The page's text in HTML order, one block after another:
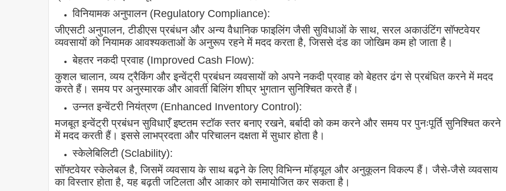
विनियामक अनुपालन (Regulatory Compliance):
जीएसटी अनुपालन, टीडीएस प्रबंधन और अन्य वैधानिक फाइलिंग जैसी सुविधाओं के साथ, सरल अकाउंटिंग सॉफ्टवेयर
व्यवसायों को नियामक आवश्यकताओं के अनुरूप रहने में मदद करता है, जिससे दंड का जोखिम कम हो जाता है।
बेहतर नकदी प्रवाह (Improved Cash Flow):
कुशल चालान, व्यय ट्रैकिंग और इन्वेंट्री प्रबंधन व्यवसायों को अपने नकदी प्रवाह को बेहतर ढंग से प्रबंधित करने में मदद
करते हैं। समय पर अनुस्मारक और आवर्ती बिलिंग शीघ्र भुगतान सुनिश्चित करते हैं।
उन्नत इन्वेंटरी नियंत्रण (Enhanced Inventory Control):
मजबूत इन्वेंट्री प्रबंधन सुविधाएँ इष्टतम स्टॉक स्तर बनाए रखने, बर्बादी को कम करने और समय पर पुनःपूर्ति सुनिश्चित करने
में मदद करती हैं। इससे लाभप्रदता और परिचालन दक्षता में सुधार होता है।
स्केलेबिलिटी (Sclability):
सॉफ्टवेयर स्केलेबल है, जिसमें व्यवसाय के साथ बढ़ने के लिए विभिन्न मॉड्यूल और अनुकूलन विकल्प हैं। जैसे-जैसे व्यवसाय
का विस्तार होता है, यह बढ़ती जटिलता और आकार को समायोजित कर सकता है।